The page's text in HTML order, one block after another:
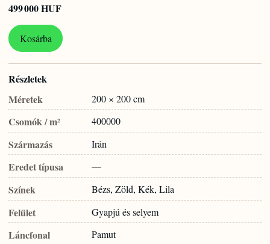
499 000 HUF
Kosárba
Részletek
Méretek
200 × 200 cm
Csomók / m² 400000
Származás Irán
Eredet típusa —
Színek Bézs, Zöld, Kék, Lila
Felület Gyapjú és selyem
Láncfonal Pamut